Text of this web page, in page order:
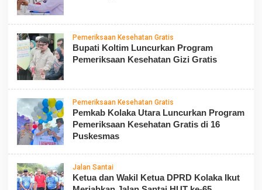
Pemeriksaan Kesehatan Gratis
Bupati Koltim Luncurkan Program
Pemeriksaan Kesehatan Gizi Gratis
Pemeriksaan Kesehatan Gratis
Pemkab Kolaka Utara Luncurkan Program
Pemeriksaan Kesehatan Gratis di 16
Puskesmas
Jalan Santai
Ketua dan Wakil Ketua DPRD Kolaka Ikut